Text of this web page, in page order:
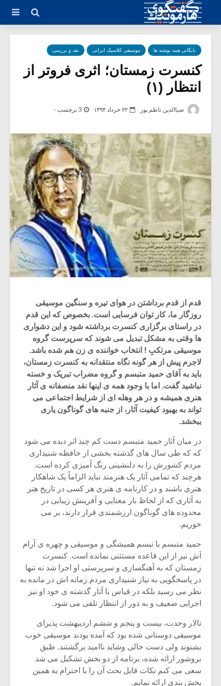
بایگانی همه نوشته ها موسیقی کلاسیک ایرانی نقد و بررسی
کنسرت زمستان؛ اثری فروتر از
انتظار (۱)
ضیاالدین ناظم پور ۲۲ خرداد ۱۳۹۴ 3 برچسب -
قدم از قدم برداشتن در هوای تیره و سنگین موسیقی
روزگار ما، کار توان فرسایی است. بخصوص که این قدم
در راستای برگزاری کنسرت برداشته شود و این دشواری
ها وقتی به مشکل تبدیل می شوند که سرپرست گروه
موسیقی مرتکبِ ! انتخاب خواننده ی زن هم شده باشد.
لاجرم پیش از هر گونه نگاه منتقدانه به کنسرت زمستان،
باید به آقای حمید متبسم و گروه مضراب تبریک و خسته
نباشید گفت. اما با وجود همه ی اینها نقد منصفانه ی آثار
هنری همیشه و در هر وهله ای از شرایط اجتماعی می
تواند به بهبود کیفیت آثار، از جنبه های گوناگون یاری
ببخشد.
در میان آثار حمید متبسم دست کم چند اثر دیده می شود
که که طی سال های گذشته بخشی از حافظه شنیداری
مردم کشورش را به دلنشینی رنگ آمیزی کرده است.
هرچند که تمامی آثار یک هنرمند نباید الزاماً یک شاهکار
هنری باشند و در کارنامه ی هنری هر کسی در تاریخ هنر
به آثاری که از لحاظ بار معنایی و آفرینش زیبایی در
محدوده های گوناگون ارزشمندی قرار دارند، بر می
خوریم.
حمید متبسم با تبسم همیشگی و موسیقی و چهره ی آرام
اَش نیز از این قاعده مستثنی نمانده است. کنسرت
زمستان که به آهنگسازی و سرپرستی او اجرا شد نه تنها
در پاسخگویی به نیاز شنیداری مردم زمانه اش در مانده به
نظر می رسید بلکه در قیاس با آثار گذشته ی خود او نیز
اجرایی ضعیف و به دور از انتظار تلقی می شود.
تالار وحدت، بیست و پنجم و ششم اردیبهشت پذیرای
موسیقی دوستانی شده بود که آمده بودند موسیقی خوب
بشنوند ولی دست خالی وشاید ناامید برگشتند. طبق
بروشور ارائه شده، برنامه از دو بخش تشکیل می شد
سعی می کنم نکات قابل بحث آن را با احترام به همین
بخش بندی ارائه نمایم.
میکلوش روژا
یادداشتی بر موسیقی
متن فیلم «متری
شیش و نیم»
موریس ژار